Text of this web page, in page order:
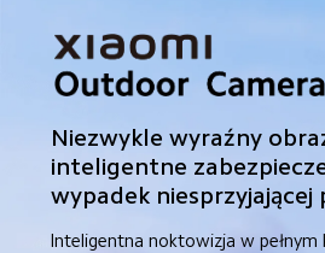
Niezwykle wyraźny
inteligentne
wypadek niesprzyjającej
Inteligentna noktowizja w pełnym